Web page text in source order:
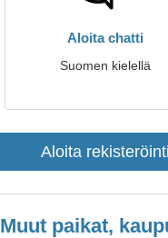
Aloita chatti
Suomen kielellä
Aloita rekisteröinti
Muut paikat,